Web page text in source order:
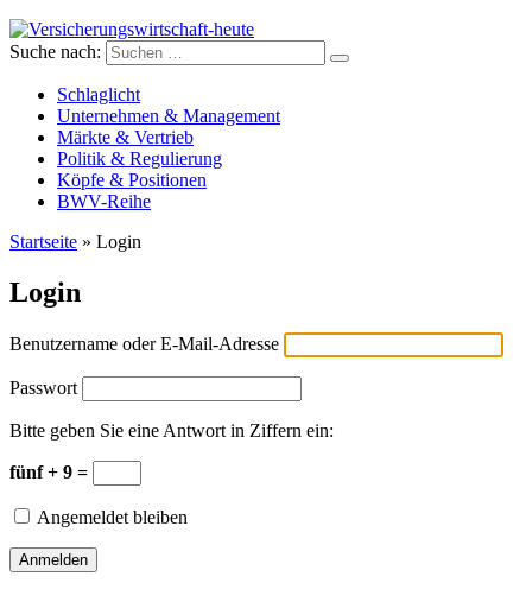
Versicherungswirtschaft-heute
Suche nach:
Schlaglicht
Unternehmen & Management
Märkte & Vertrieb
Politik & Regulierung
Köpfe & Positionen
BWV-Reihe
Startseite » Login
Login
Benutzername oder E-Mail-Adresse
Passwort
Bitte geben Sie eine Antwort in Ziffern ein:
fünf + 9 =
Angemeldet bleiben